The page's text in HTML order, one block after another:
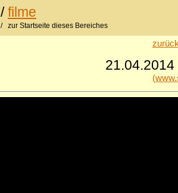
/filme
/ zur Startseite dieses Bereiches